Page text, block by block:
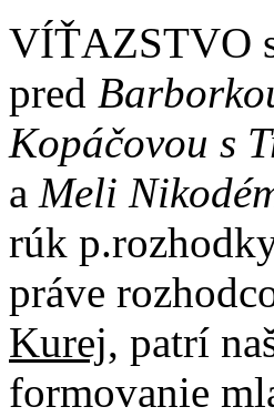
VÍŤAZSTVO
pred
Kopáčovou s
a Meli
rúk
práve
Kurej, patrí
formovanie